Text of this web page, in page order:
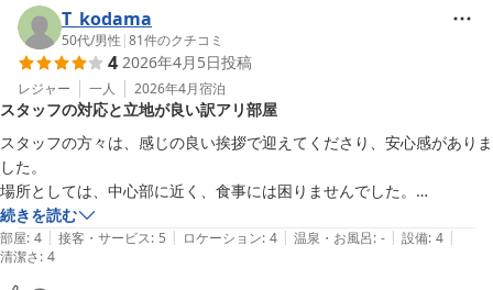
朝食やお部屋の設備面についてお褒めの言葉を頂戴し、大変光栄に
存じます。
再びお客様へお会いできます日を心よりお待ち申し上げておりま
す。
メインホテル
2026-05-31
T_kodama
50代/男性 |81件のクチコミ
4 2026年4月5日投稿
レジャー 一人 2026年4月宿泊
スタッフの対応と立地が良い訳アリ部屋
スタッフの方々は、感じの良い挨拶で迎えてくださり、安心感がありま
した。
場所としては、中心部に近く、食事には困りませんでした。
訳アリ部屋でしたが、さほど騒音も気にならなかったです。
続きを読む
部屋: 4 | 接客・サービス: 5 | ロケーション: 4 | 温泉・お風呂: - | 設備: 4 |
清潔さ: 4